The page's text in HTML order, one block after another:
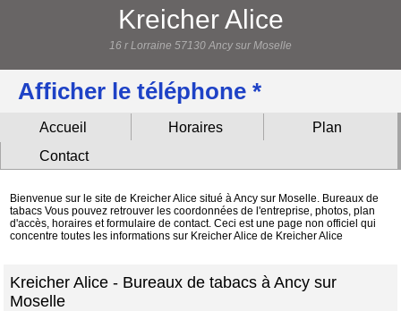
Kreicher Alice
16 r Lorraine 57130 Ancy sur Moselle
Afficher le téléphone *
Accueil Horaires
Plan
Contact
Bienvenue sur le site de Kreicher Alice situé à Ancy sur Moselle. Bureaux de
tabacs Vous pouvez retrouver les coordonnées de l'entreprise, photos, plan
d'accès, horaires et formulaire de contact. Ceci est une page non officiel qui
concentre toutes les informations sur Kreicher Alice de Kreicher Alice
Kreicher Alice - Bureaux de tabacs à Ancy sur
Moselle